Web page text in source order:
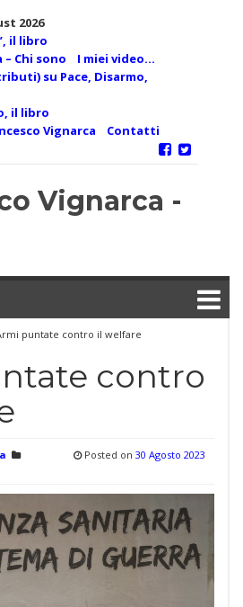
2026
il libro
– Chi sono
I miei video…
su Pace, Disarmo,
il libro
Vignarca
Contatti
Vignarca -
puntate contro il welfare
contro
Posted on 30 Agosto 2023